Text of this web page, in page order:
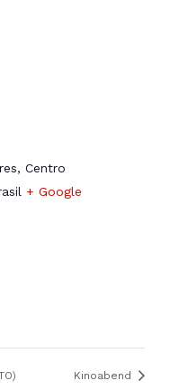
Centro
+ Google
Kinoabend